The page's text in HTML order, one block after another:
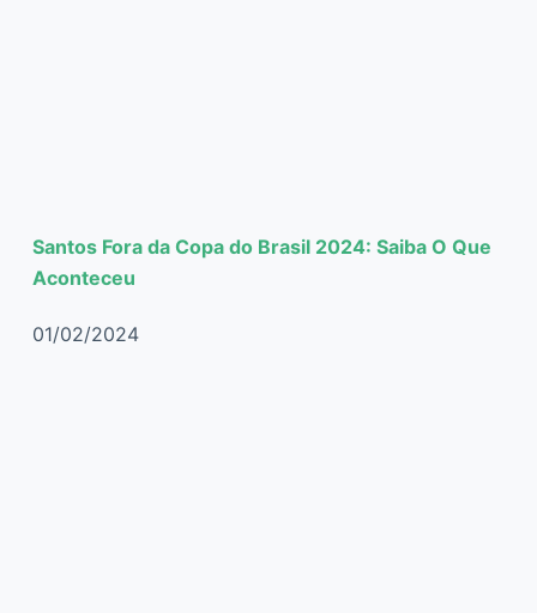
Santos Fora da Copa do Brasil 2024: Saiba O Que
Aconteceu
01/02/2024